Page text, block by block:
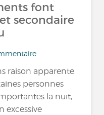
font
secondaire
raison apparente
personnes
la nuit,
excessive